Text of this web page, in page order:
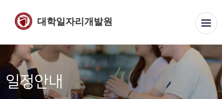
대학일자리개발원
일정안내